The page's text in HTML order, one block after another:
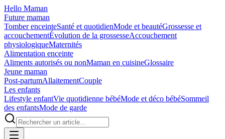
Hello Maman
Future maman
Tomber enceinteSanté et quotidienMode et beautéGrossesse et
accouchementÉvolution de la grossesseAccouchement
physiologiqueMaternités
Alimentation enceinte
Aliments autorisés ou nonMaman en cuisineGlossaire
Jeune maman
Post-partumAllaitementCouple
Les enfants
Lifestyle enfantVie quotidienne bébéMode et déco bébéSommeil
des enfantsMode de garde